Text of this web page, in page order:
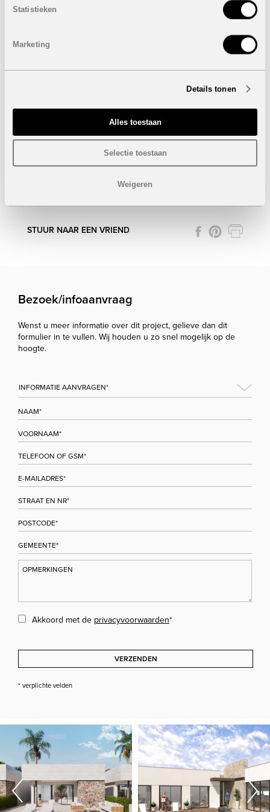
Statistieken
Marketing
Details tonen
Alles toestaan
Selectie toestaan
Weigeren
naar luxe, privacy en een uitzonderlijk uitzicht binnen een
3 Badkamers
Kelder
Prijs:890.000 euro
STUUR NAAR EEN VRIEND
Bezoek/infoaanvraag
Wenst u meer informatie over dit project, gelieve dan dit
formulier in te vullen. Wij houden u zo snel mogelijk op de
hoogte.
Akkoord met de privacyvoorwaarden*
VERZENDEN
* verplichte velden